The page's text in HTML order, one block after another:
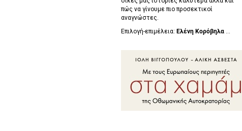
πώς να γίνουμε πιο προσεκτικοί
αναγνώστες.
Επιλογή-επιμέλεια: Ελένη Κορόβηλα...